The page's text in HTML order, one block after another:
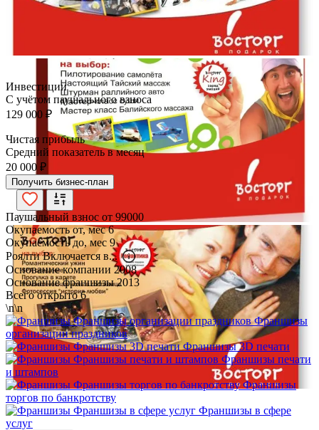
Инвестиции
С учётом паушального взноса
129 000 ₽
Чистая прибыль
Средний показатель в месяц
20 000 ₽
Получить бизнес-план
Паушальный взнос от 99000
Окупаемость от, мес 6
Окупаемость до, мес 9
Роялти Включается в...
Основание компании 2008
Основание франшизы 2013
Всего открыто 6
\n\n
Франшизы
организации праздников
Франшизы 3D печати
Франшизы печати
и штампов
Франшизы
торгов по банкротству
Франшизы в сфере
услуг